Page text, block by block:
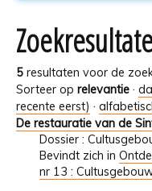
5 resultaten voor de
Sorteer op relevantie ·
recente eerst) ·
De restauratie van de
Dossier :
Bevindt zich in
nr 13 :